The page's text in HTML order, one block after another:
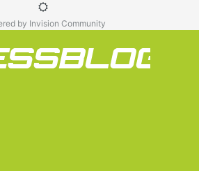
by Invision Community